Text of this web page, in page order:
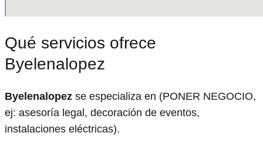
Qué servicios ofrece
Byelenalopez
Byelenalopez se especializa en (PONER NEGOCIO,
ej: asesoría legal, decoración de eventos,
instalaciones eléctricas).